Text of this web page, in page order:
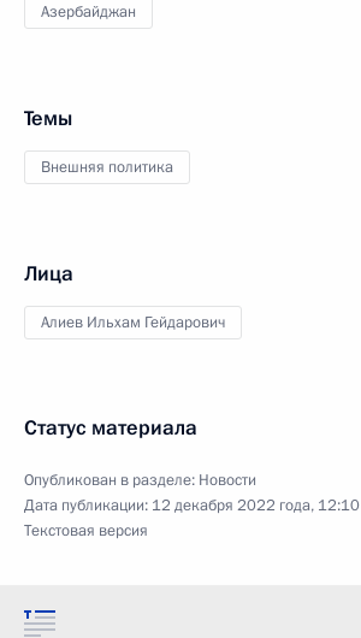
Азербайджан
Темы
Внешняя политика
Лица
Алиев Ильхам Гейдарович
Статус материала
Опубликован в разделе: Новости
Дата публикации: 12 декабря 2022 года, 12:10
Текстовая версия